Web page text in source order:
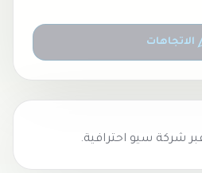
الاتجاهات
شركة سيو احترافية.